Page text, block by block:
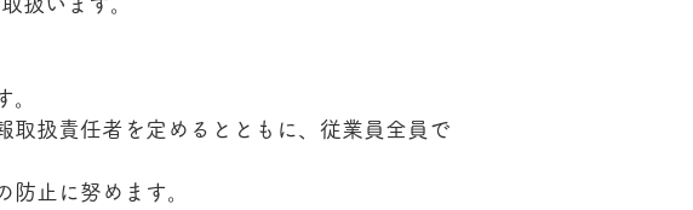
。
扱責任者を定めるとともに、従業員全員で
止に努めます。